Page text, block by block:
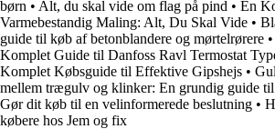
børn • Alt, du skal vide om flag på pind • En
Varmebestandig Maling: Alt, Du Skal Vide •
guide til køb af betonblandere og mørtelrørere •
Komplet Guide til Danfoss Ravl Termostat
Komplet Købsguide til Effektive Gipshejs •
mellem trægulv og klinker: En grundig guide
Gør dit køb til en velinformerede beslutning •
købere hos Jem og fix